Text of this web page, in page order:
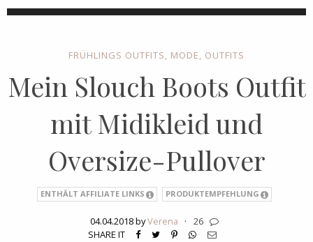
FRÜHLINGS OUTFITS, MODE, OUTFITS
Mein Slouch Boots Outfit
mit Midikleid und
Oversize-Pullover
ENTHÄLT AFFILIATE LINKS PRODUKTEMPFEHLUNG
04.04.2018 byVerena ·
26
SHARE IT